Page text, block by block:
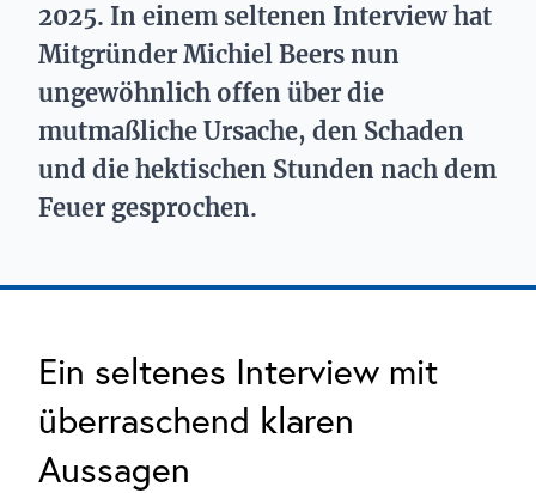
2025. In einem seltenen Interview hat
Mitgründer Michiel Beers nun
ungewöhnlich offen über die
mutmaßliche Ursache, den Schaden
und die hektischen Stunden nach dem
Feuer gesprochen.
Ein seltenes Interview mit
überraschend klaren
Aussagen